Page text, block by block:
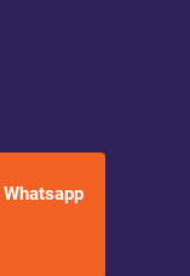
Whatsapp